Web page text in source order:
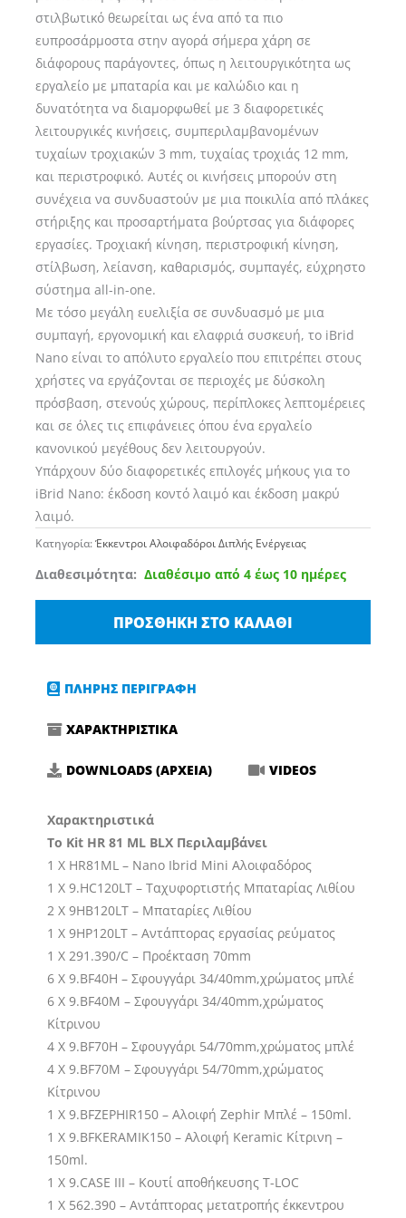
στιλβωτικό θεωρείται ως ένα από τα πιο
ευπροσάρμοστα στην αγορά σήμερα χάρη σε
διάφορους παράγοντες, όπως η λειτουργικότητα ως
εργαλείο με μπαταρία και με καλώδιο και η
δυνατότητα να διαμορφωθεί με 3 διαφορετικές
λειτουργικές κινήσεις, συμπεριλαμβανομένων
τυχαίων τροχιακών 3 mm, τυχαίας τροχιάς 12 mm,
και περιστροφικό. Αυτές οι κινήσεις μπορούν στη
συνέχεια να συνδυαστούν με μια ποικιλία από πλάκες
στήριξης και προσαρτήματα βούρτσας για διάφορες
εργασίες. Τροχιακή κίνηση, περιστροφική κίνηση,
στίλβωση, λείανση, καθαρισμός, συμπαγές, εύχρηστο
σύστημα all-in-one.
Με τόσο μεγάλη ευελιξία σε συνδυασμό με μια
συμπαγή, εργονομική και ελαφριά συσκευή, το iBrid
Nano είναι το απόλυτο εργαλείο που επιτρέπει στους
χρήστες να εργάζονται σε περιοχές με δύσκολη
πρόσβαση, στενούς χώρους, περίπλοκες λεπτομέρειες
και σε όλες τις επιφάνειες όπου ένα εργαλείο
κανονικού μεγέθους δεν λειτουργούν.
Υπάρχουν δύο διαφορετικές επιλογές μήκους για το
iBrid Nano: έκδοση κοντό λαιμό και έκδοση μακρύ
λαιμό.
Κατηγορία:Έκκεντροι Αλοιφαδόροι Διπλής Ενέργειας
Διαθεσιμότητα: Διαθέσιμο από 4 έως 10 ημέρες
Αλοιφαδόρος
RUPES
iBrid
HR
BLX
Neck
2020
ποσότητα
ΠΡΟΣΘΉΚΗ ΣΤΟ ΚΑΛΆΘΙ
ΠΛΗΡΗΣ ΠΕΡΙΓΡΑΦΗ
ΧΑΡΑΚΤΗΡΙΣΤΙΚΑ
DOWNLOADS (ΑΡΧΕΙΑ) VIDEOS
Xαρακτηριστικά
Το Kit HR 81 ML BLX Περιλαμβάνει
1 Χ HR81ML – Nano Ibrid Mini Αλοιφαδόρος
1 X 9.HC120LT – Ταχυφορτιστής Μπαταρίας Λιθίου
2 Χ 9HB120LT – Μπαταρίες Λιθίου
1 Χ 9HP120LT – Αντάπτορας εργασίας ρεύματος
1 Χ 291.390/C – Προέκταση 70mm
6 Χ 9.BF40H – Σφουγγάρι 34/40mm,χρώματος μπλέ
6 Χ 9.BF40M – Σφουγγάρι 34/40mm,χρώματος
Kίτρινου
4 Χ 9.BF70H – Σφουγγάρι 54/70mm,χρώματος μπλέ
4 Χ 9.BF70M – Σφουγγάρι 54/70mm,χρώματος
Kίτρινου
1 X 9.BFZEPHIR150 – Αλοιφή Zephir Μπλέ – 150ml.
1 X 9.BFKERAMIK150 – Αλοιφή Keramic Κίτρινη –
150ml.
1 X 9.CASE III – Κουτί αποθήκευσης T-LOC
1 X 562.390 – Αντάπτορας μετατροπής έκκεντρου